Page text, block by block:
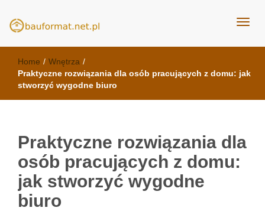
meble kuchenne Bauformat
Home / Wnętrza /
Praktyczne rozwiązania dla osób pracujących z domu: jak
stworzyć wygodne biuro
Praktyczne rozwiązania dla
osób pracujących z domu:
jak stworzyć wygodne
biuro